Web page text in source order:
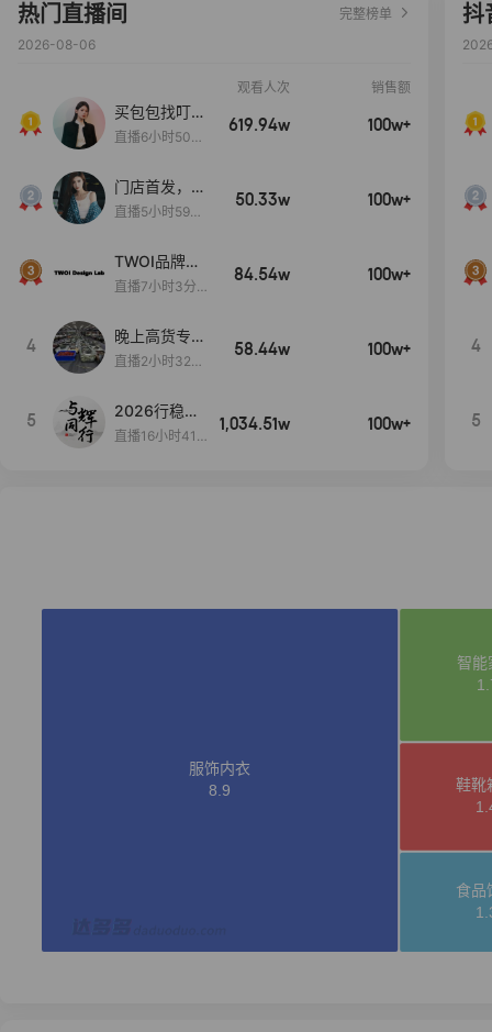
热门直播间
完整榜单
2026-08-06
观看人次 销售额
买包包找叮
当,一折购！
直播6小时50分
619.94w 100w+
门店首发，秋
款大上新！！
直播5小时59分
50.33w 100w+
TWOI品牌直
播间新款上
直播7小时3分5
84.54w 100w+
4
晚上高货专场
大放漏
直播2小时32分
58.44w 100w+
5
2026行稳致
远
直播16小时41
1,034.51w 100w+
抖
4
5